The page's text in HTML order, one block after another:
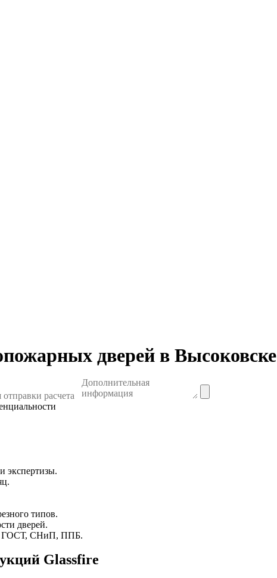
дверей в Высоковске
экспертизы.
типов.
дверей.
ГОСТ, СНиП, ППБ.
Glassfire